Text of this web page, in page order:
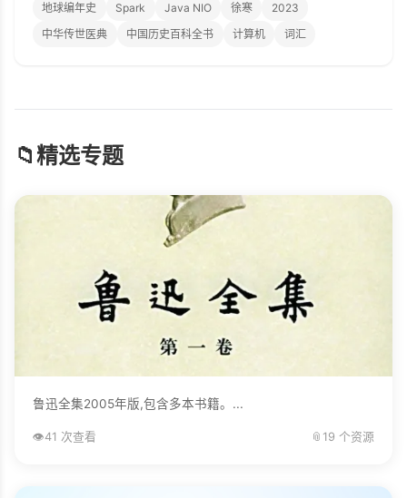
地球编年史
Spark Java NIO 徐寒
2023
中华传世医典
中国历史百科全书 计算机 词汇
📁精选专题
鲁迅全集2005年版,包含多本书籍。...
👁️41 次查看 📎 19 个资源